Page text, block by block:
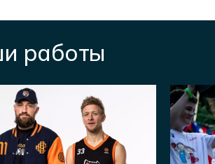
работы